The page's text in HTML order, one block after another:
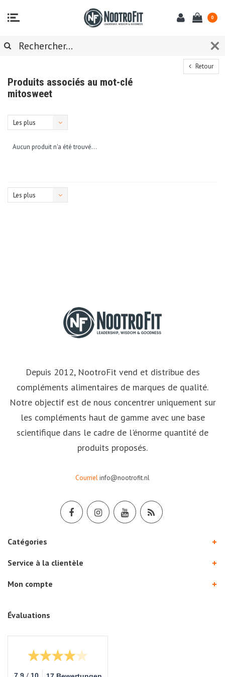
0
Retour
Produits associés au mot-clé
mitosweet
Les plus
Aucun produit n'a été trouvé...
Les plus
Depuis 2012, NootroFit vend et distribue des
compléments alimentaires de marques de qualité.
Notre objectif est de nous concentrer uniquement sur
les compléments haut de gamme avec une base
scientifique dans le cadre de l'énorme quantité de
produits proposés.
Courrielinfo@nootrofit.nl
Catégories
Service à la clientèle
Mon compte
Évaluations